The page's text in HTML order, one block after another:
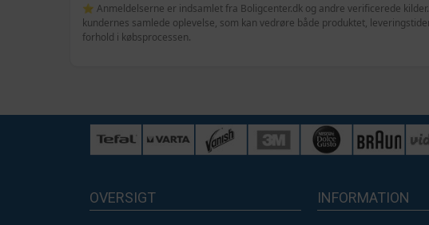
⭐ Anmeldelserne er indsamlet fra Boligcenter.dk og andre verificerede
kundernes samlede oplevelse, som kan vedrøre både produktet,
forhold i købsprocessen.
OVERSIGT INFORMATION